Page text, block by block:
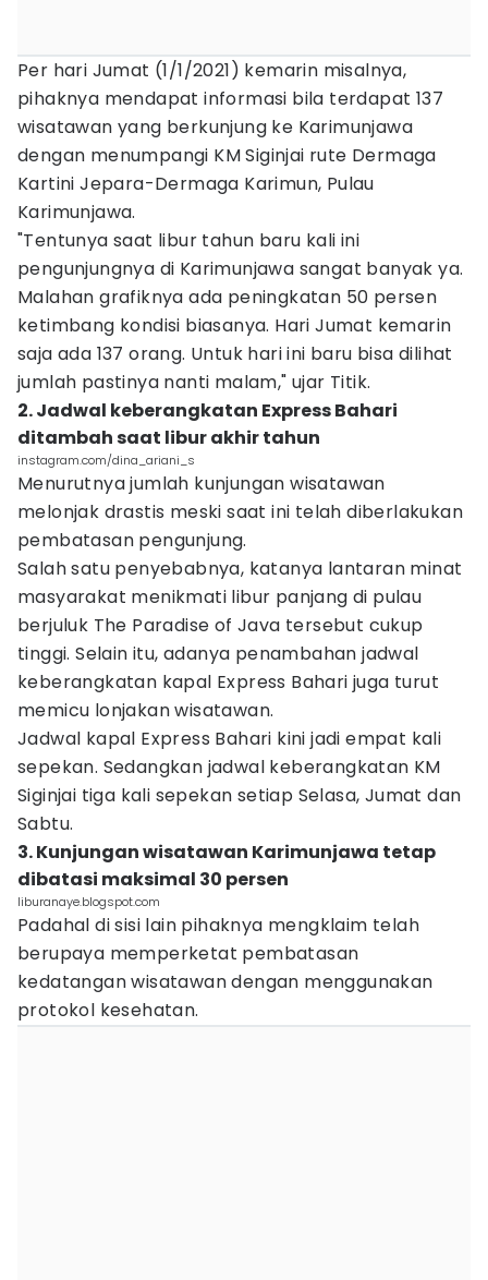
Per hari Jumat (1/1/2021) kemarin misalnya,
pihaknya mendapat informasi bila terdapat 137
wisatawan yang berkunjung ke Karimunjawa
dengan menumpangi KM Siginjai rute Dermaga
Kartini Jepara-Dermaga Karimun, Pulau
Karimunjawa.
"Tentunya saat libur tahun baru kali ini
pengunjungnya di Karimunjawa sangat banyak ya.
Malahan grafiknya ada peningkatan 50 persen
ketimbang kondisi biasanya. Hari Jumat kemarin
saja ada 137 orang. Untuk hari ini baru bisa dilihat
jumlah pastinya nanti malam," ujar Titik.
2. Jadwal keberangkatan Express Bahari
ditambah saat libur akhir tahun
instagram.com/dina_ariani_s
Menurutnya jumlah kunjungan wisatawan
melonjak drastis meski saat ini telah diberlakukan
pembatasan pengunjung.
Salah satu penyebabnya, katanya lantaran minat
masyarakat menikmati libur panjang di pulau
berjuluk The Paradise of Java tersebut cukup
tinggi. Selain itu, adanya penambahan jadwal
keberangkatan kapal Express Bahari juga turut
memicu lonjakan wisatawan.
Jadwal kapal Express Bahari kini jadi empat kali
sepekan. Sedangkan jadwal keberangkatan KM
Siginjai tiga kali sepekan setiap Selasa, Jumat dan
Sabtu.
3. Kunjungan wisatawan Karimunjawa tetap
dibatasi maksimal 30 persen
liburanaye.blogspot.com
Padahal di sisi lain pihaknya mengklaim telah
berupaya memperketat pembatasan
kedatangan wisatawan dengan menggunakan
protokol kesehatan.